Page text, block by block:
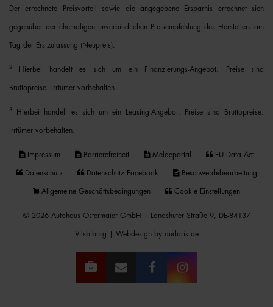
Der errechnete Preisvorteil sowie die angegebene Ersparnis errechnet sich
gegenüber der ehemaligen unverbindlichen Preisempfehlung des Herstellers am
Tag der Erstzulassung (Neupreis).
2 Hierbei handelt es sich um ein Finanzierungs-Angebot. Preise sind
Bruttopreise. Irrtümer vorbehalten.
3 Hierbei handelt es sich um ein Leasing-Angebot. Preise sind Bruttopreise.
Irrtümer vorbehalten.
Impressum Barrierefreiheit Meldeportal EU Data Act
Datenschutz Datenschutz Facebook Beschwerdebearbeitung
Allgemeine Geschäftsbedingungen Cookie Einstellungen
© 2026 Autohaus Ostermaier GmbH | Landshuter Straße 9, DE-84137
Vilsbiburg | Webdesign by audaris.de